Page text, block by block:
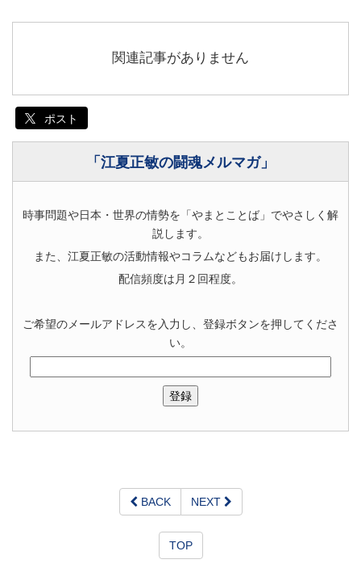
関連記事がありません
ポスト
「江夏正敏の闘魂メルマガ」
時事問題や日本・世界の情勢を「やまとことば」でやさしく解
説します。
また、江夏正敏の活動情報やコラムなどもお届けします。
配信頻度は月２回程度。
ご希望のメールアドレスを入力し、登録ボタンを押してくださ
い。
BACK NEXT
TOP